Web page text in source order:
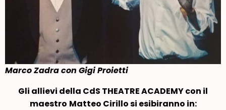
Marco Zadracon Gigi Proietti
Gli allievi della CdS THEATRE ACADEMYcon il
maestro Matteo Cirillo si esibiranno in: